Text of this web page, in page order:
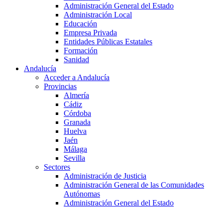
Administración General del Estado
Administración Local
Educación
Empresa Privada
Entidades Públicas Estatales
Formación
Sanidad
Andalucía
Acceder a Andalucía
Provincias
Almería
Cádiz
Córdoba
Granada
Huelva
Jaén
Málaga
Sevilla
Sectores
Administración de Justicia
Administración General de las Comunidades
Autónomas
Administración General del Estado